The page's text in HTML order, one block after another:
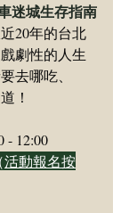
迷城生存指南
20年的台北
劇性的人生
去哪吃、
！
- 12:00
（活動報名按